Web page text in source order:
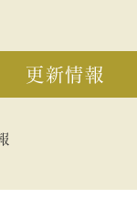
更新情報